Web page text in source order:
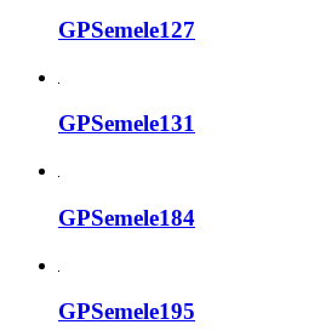
GPSemele127
GPSemele131
GPSemele184
GPSemele195